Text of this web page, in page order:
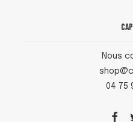
Nous
04 75